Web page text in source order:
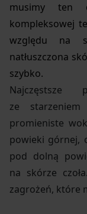
musimy ten
kompleksowej
względu na
natłuszczona
szybko.
Najczęstsze
ze
promieniste
powieki górnej,
pod dolną
na skórze
zagrożeń, które